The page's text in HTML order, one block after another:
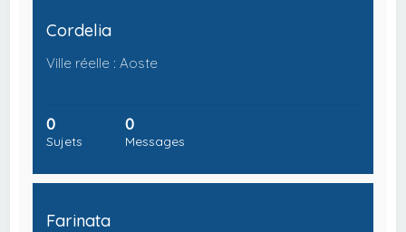
Cordelia
Ville réelle : Aoste
0
Sujets
0
Messages
Farinata